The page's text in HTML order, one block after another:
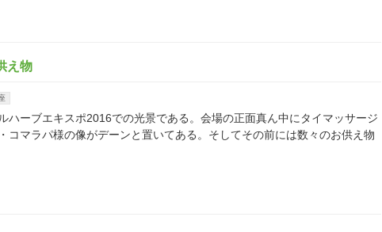
え物
ハーブエキスポ2016での光景である。会場の正面真ん中にタイマッサージ
コマラパ様の像がデーンと置いてある。そしてその前には数々のお供え物